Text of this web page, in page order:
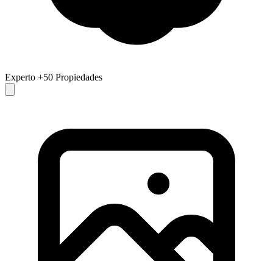
Experto +50 Propiedades